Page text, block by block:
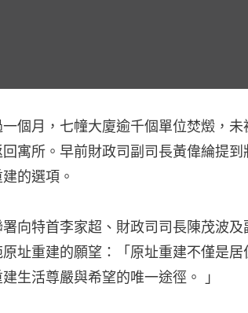
個月，七幢大廈逾千個單位焚燬，未
寓所。早前財政司副司長黃偉綸提到
的選項。
向特首李家超、財政司司長陳茂波及
址重建的願望：「原址重建不僅是居
生活尊嚴與希望的唯一途徑。 」